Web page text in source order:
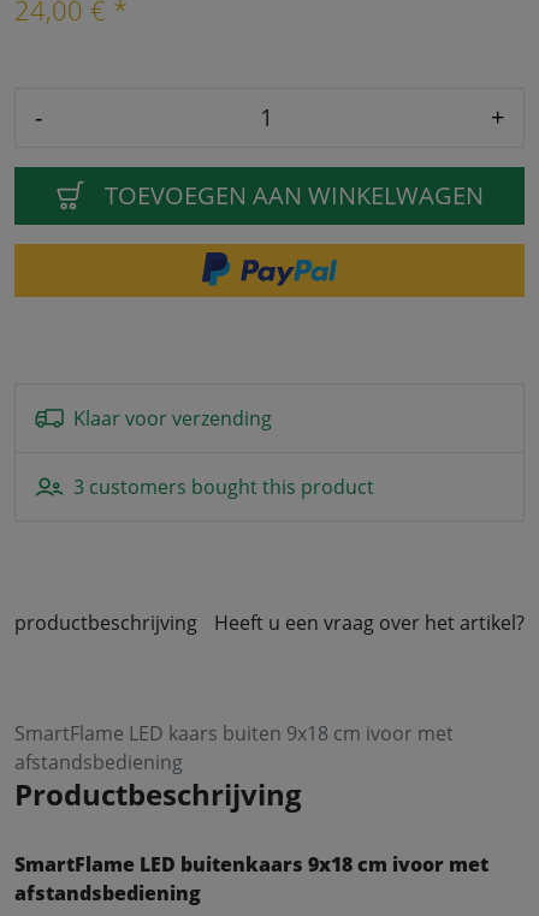
24,00 € *
- +
TOEVOEGEN AAN WINKELWAGEN
Klaar voor verzending
3 customers bought this product
productbeschrijving Heeft u een vraag over het artikel?
SmartFlame LED kaars buiten 9x18 cm ivoor met
afstandsbediening
Productbeschrijving
SmartFlame LED buitenkaars 9x18 cm ivoor met
afstandsbediening